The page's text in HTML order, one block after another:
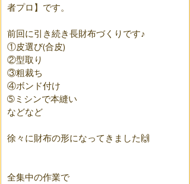
者プロ】です。
前回に引き続き長財布づくりです♪
①皮選び(合皮)
②型取り
③粗裁ち
④ボンド付け
➄ミシンで本縫い
などなど
徐々に財布の形になってきました🙌
全集中の作業で